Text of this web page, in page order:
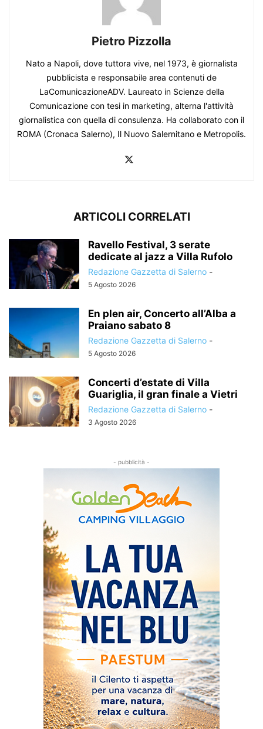
Pietro Pizzolla
Nato a Napoli, dove tuttora vive, nel 1973, è giornalista
pubblicista e responsabile area contenuti de
LaComunicazioneADV. Laureato in Scienze della
Comunicazione con tesi in marketing, alterna l'attività
giornalistica con quella di consulenza. Ha collaborato con il
ROMA (Cronaca Salerno), Il Nuovo Salernitano e Metropolis.
ARTICOLI CORRELATI
Ravello Festival, 3 serate
dedicate al jazz a Villa Rufolo
Redazione Gazzetta di Salerno -
5 Agosto 2026
En plen air, Concerto all’Alba a
Praiano sabato 8
Redazione Gazzetta di Salerno -
5 Agosto 2026
Concerti d’estate di Villa
Guariglia, il gran finale a Vietri
Redazione Gazzetta di Salerno -
3 Agosto 2026
- pubblicità -